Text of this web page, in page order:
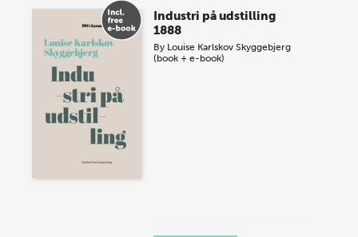
Industri på udstilling
1888
By Louise Karlskov Skyggebjerg
(book + e-book)